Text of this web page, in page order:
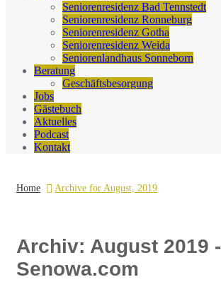
Seniorenresidenz Bad Tennstedt
Seniorenresidenz Ronneburg
Seniorenresidenz Gotha
Seniorenresidenz Weida
Seniorenlandhaus Sonneborn
Beratung
Geschäftsbesorgung
Jobs
Gästebuch
Aktuelles
Podcast
Kontakt
Home Archive for August, 2019
Archiv: August 2019 -
Senowa.com